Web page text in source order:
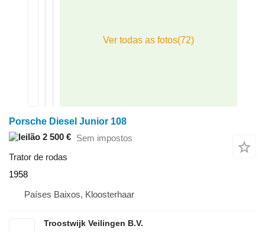
Porsche Diesel Junior 108
2 500 € Sem impostos
Trator de rodas
1958
Países Baixos, Kloosterhaar
Troostwijk Veilingen B.V.